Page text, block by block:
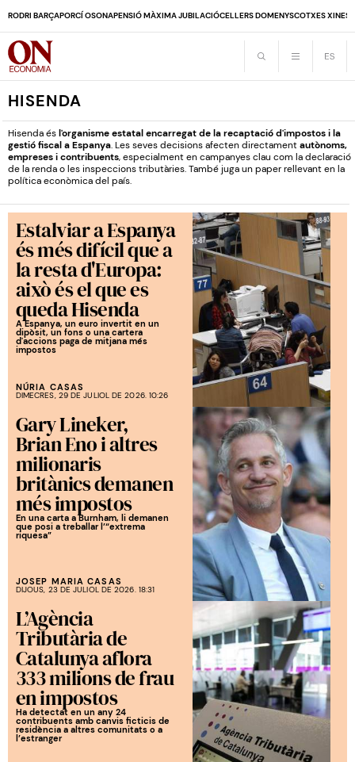
RODRI BARÇAPORCÍ OSONAPENSIÓ MÀXIMA JUBILACIÓCELLERS DOMENYSCOTXES
HISENDA
Hisenda ésl'organisme estatal encarregat de la recaptació d'impostos i la
gestió fiscal a Espanya. Les seves decisions afecten directamentautònoms,
empreses i contribuents, especialment en campanyes clau com la declaració
de la renda o les inspeccions tributàries. També juga un paper rellevant en la
política econòmica del país.
Estalviar a Espanya
és més difícil que a
la resta d'Europa:
això és el que es
queda Hisenda
A Espanya, un euro invertit en un
dipòsit, un fons o una cartera
d'accions paga de mitjana més
impostos
NÚRIA CASAS
DIMECRES, 29 DE JULIOL DE 2026. 10:26
Gary Lineker,
Brian Eno i altres
milionaris
britànics demanen
més impostos
En una carta a Burnham, li demanen
que posi a treballar l’“extrema
riquesa”
JOSEP MARIA CASAS
DIJOUS, 23 DE JULIOL DE 2026. 18:31
L’Agència
Tributària de
Catalunya aflora
333 milions de frau
en impostos
Ha detectat en un any 24
contribuents amb canvis ficticis de
residència a altres comunitats o a
l’estranger